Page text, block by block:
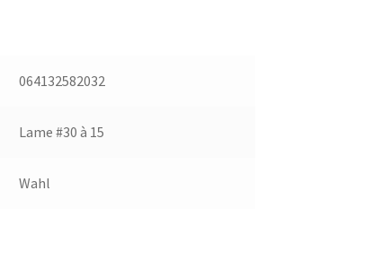
064132582032
Lame #30 à 15
Wahl